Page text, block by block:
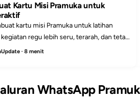
Kartu Misi Pramuka untuk
kartu misi Pramuka untuk latihan
regu lebih seru, terarah, dan tetap
pembinaan karakter.
· 8 menit
WhatsApp